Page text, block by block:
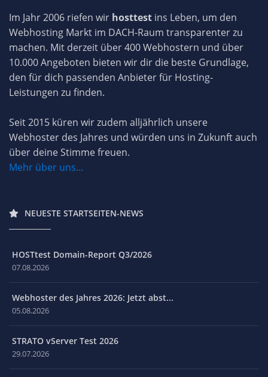
Im Jahr 2006 riefen wir hosttest ins Leben, um den
Webhosting Markt im DACH-Raum transparenter zu
machen. Mit derzeit über 400 Webhostern und über
10.000 Angeboten bieten wir dir die beste Grundlage,
den für dich passenden Anbieter für Hosting-
Leistungen zu finden.
Seit 2015 küren wir zudem alljährlich unsere
Webhoster des Jahres und würden uns in Zukunft auch
über deine Stimme freuen.
Mehr über uns...
NEUESTE STARTSEITEN-NEWS
HOSTtest Domain-Report Q3/2026
07.08.2026
Webhoster des Jahres 2026: Jetzt abst...
05.08.2026
STRATO vServer Test 2026
29.07.2026